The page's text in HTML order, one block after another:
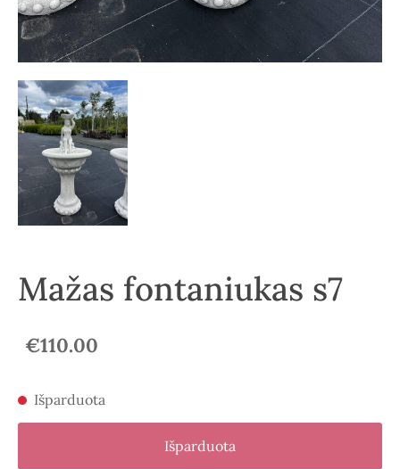
Mažas fontaniukas s7
€110.00
Išparduota
Išparduota